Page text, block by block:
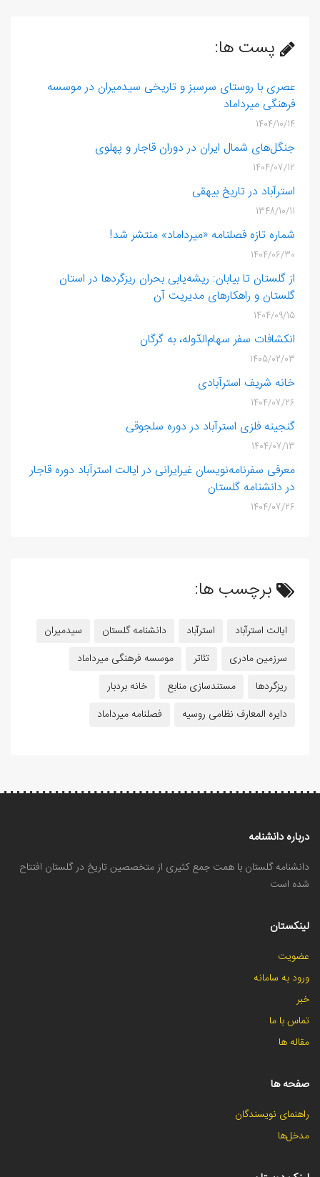
پست ها:
عصری با روستای سرسبز و تاریخی سیدمیران در موسسه
فرهنگی میرداماد
1404/10/14
جنگل‌های شمال ایران در دوران قاجار و پهلوی
1404/07/12
استرآباد در تاریخ بیهقی
1348/10/11
شماره تازه فصلنامه «میرداماد» منتشر شد!
1404/06/30
از گلستان تا بیابان: ریشه‌یابی بحران ریزگردها در استان
گلستان و راهکارهای مدیریت آن
1404/09/15
انکشافات سفر سهام‌الدّوله، به گرگان
1405/02/03
خانه شریف‌ استرآبادی
1404/07/26
گنجینه فلزی استرآباد در دوره سلجوقی
1404/07/13
معرفی سفرنامه‌نویسان غیرایرانی در ایالت استرآباد دوره قاجار
در دانشنامه گلستان
1404/07/26
برچسب ها:
ایالت استرآباد استرآباد دانشنامه گلستان
سیدمیران
سرزمین مادری
تئاتر
موسسه فرهنگی میرداماد
ریزگردها
مستندسازی منابع
خانه بردبار
دایره المعارف نظامی روسیه
فصلنامه میرداماد
درباره دانشنامه
دانشنامه گلستان با همت جمع کثیری از متخصصین تاریخ در گلستان افتتاح
شده است
لینکستان
عضویت
ورود به سامانه
خبر
تماس با ما
مقاله ها
صفحه ها
راهنمای نویسندگان
مدخل‌ها